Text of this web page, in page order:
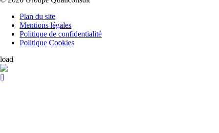
Plan du site
Mentions légales
Politique de confidentialité
Politique Cookies
load